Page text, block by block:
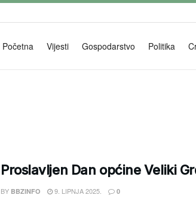
Početna Vijesti Gospodarstvo Politika
Proslavljen Dan općine Veliki
BY BBZINFO 9. LIPNJA 2025. 0